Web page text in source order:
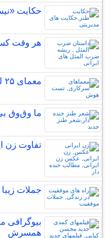
حکایت
هر وقت
معمای ۲۵ لنگه جوراب
ما وق‌وق
تفاوت زن
جملات
همسرش